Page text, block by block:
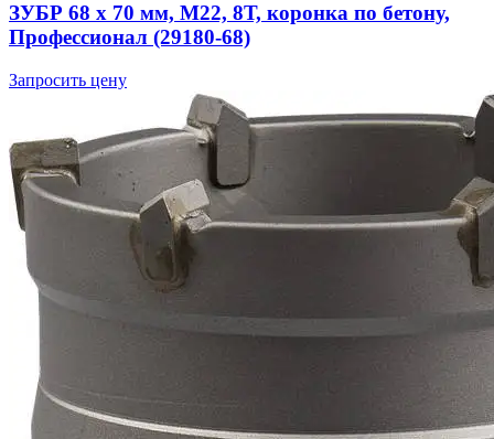
ЗУБР 68 x 70 мм, М22, 8Т, коронка по бетону,
Профессионал (29180-68)
Запросить цену